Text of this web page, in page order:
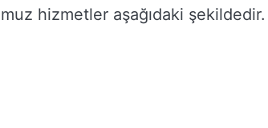
hizmetler aşağıdaki şekildedir.